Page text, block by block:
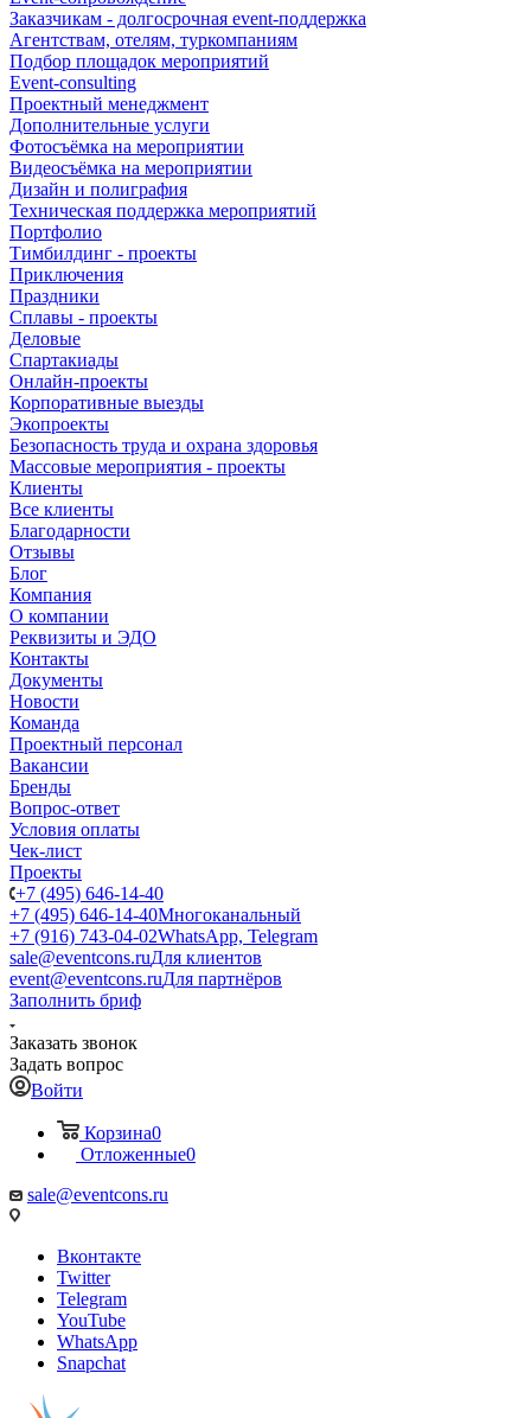
Заказчикам - долгосрочная event-поддержка
Агентствам, отелям, туркомпаниям
Подбор площадок мероприятий
Event-consulting
Проектный менеджмент
Дополнительные услуги
Фотосъёмка на мероприятии
Видеосъёмка на мероприятии
Дизайн и полиграфия
Техническая поддержка мероприятий
Портфолио
Тимбилдинг - проекты
Приключения
Праздники
Сплавы - проекты
Деловые
Спартакиады
Онлайн-проекты
Корпоративные выезды
Экопроекты
Безопасность труда и охрана здоровья
Массовые мероприятия - проекты
Клиенты
Все клиенты
Благодарности
Отзывы
Блог
Компания
О компании
Реквизиты и ЭДО
Контакты
Документы
Новости
Команда
Проектный персонал
Вакансии
Бренды
Вопрос-ответ
Условия оплаты
Чек-лист
Проекты
+7 (495) 646-14-40
+7 (495) 646-14-40Многоканальный
+7 (916) 743-04-02WhatsApp, Telegram
sale@eventcons.ruДля клиентов
event@eventcons.ruДля партнёров
Заполнить бриф
Заказать звонок
Задать вопрос
Войти
Корзина0
Отложенные0
sale@eventcons.ru
Вконтакте
Twitter
Telegram
YouTube
WhatsApp
Snapchat